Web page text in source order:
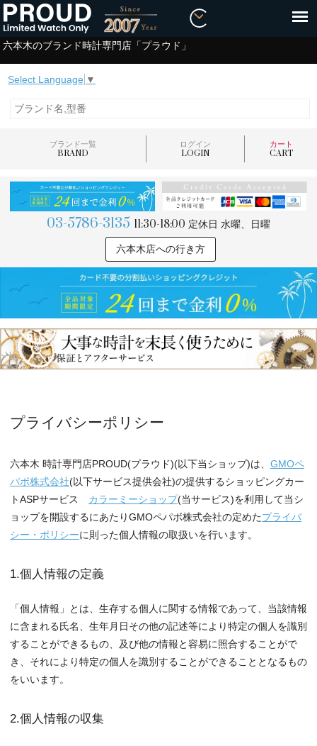
六本木のブランド時計専門店「プラウド」
Select Language ▼
ブランド一覧
BRAND
ログイン
LOGIN
カート
CART
03-5786-3135 11:30-18:00 定休日 水曜、日曜
六本木店への行き方
プライバシーポリシー
六本木 時計専門店PROUD(プラウド)(以下当ショップ)は、 GMOペ
パボ株式会社(以下サービス提供会社)の提供するショッピングカー
トASPサービス カラーミーショップ(当サービス)を利用して当シ
ョップを開設するにあたりGMOペパボ株式会社の定めたプライバ
シー・ポリシーに則った個人情報の取扱いを行います。
1.個人情報の定義
「個人情報」とは、生存する個人に関する情報であって、当該情報
に含まれる氏名、生年月日その他の記述等により特定の個人を識別
することができるもの、及び他の情報と容易に照合することがで
き、それにより特定の個人を識別することができることとなるもの
をいいます。
2.個人情報の収集